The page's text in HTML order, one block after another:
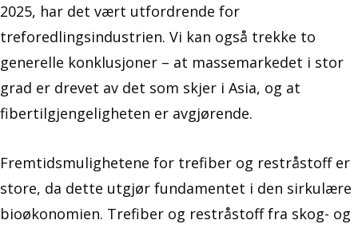
2025, har det vært utfordrende for
treforedlingsindustrien. Vi kan også trekke to
generelle konklusjoner – at massemarkedet i stor
grad er drevet av det som skjer i Asia, og at
fibertilgjengeligheten er avgjørende.
Fremtidsmulighetene for trefiber og restråstoff er
store, da dette utgjør fundamentet i den sirkulære
bioøkonomien. Trefiber og restråstoff fra skog- og